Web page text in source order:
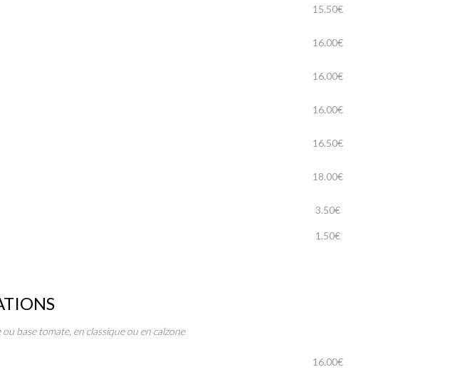
15.50€
16.00€
16.00€
16.00€
16.50€
18.00€
3.50€
1.50€
base tomate, en classique ou en calzone
16.00€